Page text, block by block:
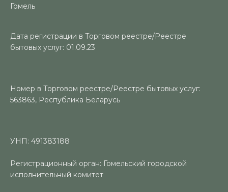
Гомель
Дата регистрации в Торговом реестре/Реестре
бытовых услуг: 01.09.23
Номер в Торговом реестре/Реестре бытовых услуг:
563863, Республика Беларусь
УНП: 491383188
Регистрационный орган: Гомельский городской
исполнительный комитет